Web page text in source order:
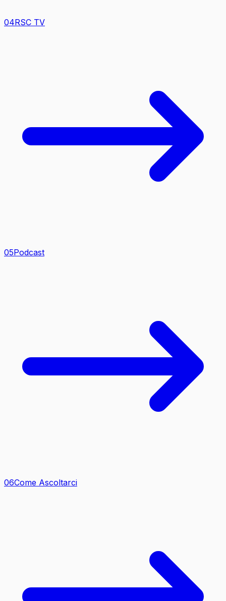
04RSC TV
05Podcast
06Come Ascoltarci